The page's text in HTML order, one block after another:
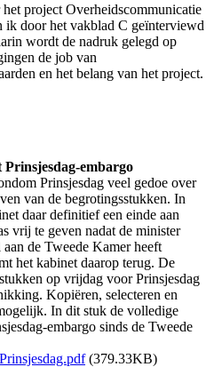
project Overheidscommunicatie
door het vakblad C geïnterviewd
wordt de nadruk gelegd op
de job van
en het belang van het project.
Prinsjesdag-embargo
Prinsjesdag veel gedoe over
van de begrotingsstukken. In
daar definitief een einde aan
vrij te geven nadat de minister
de Tweede Kamer heeft
het kabinet daarop terug. De
op vrijdag voor Prinsjesdag
Kopiëren, selecteren en
In dit stuk de volledige
embargo sinds de Tweede
(379.33KB)